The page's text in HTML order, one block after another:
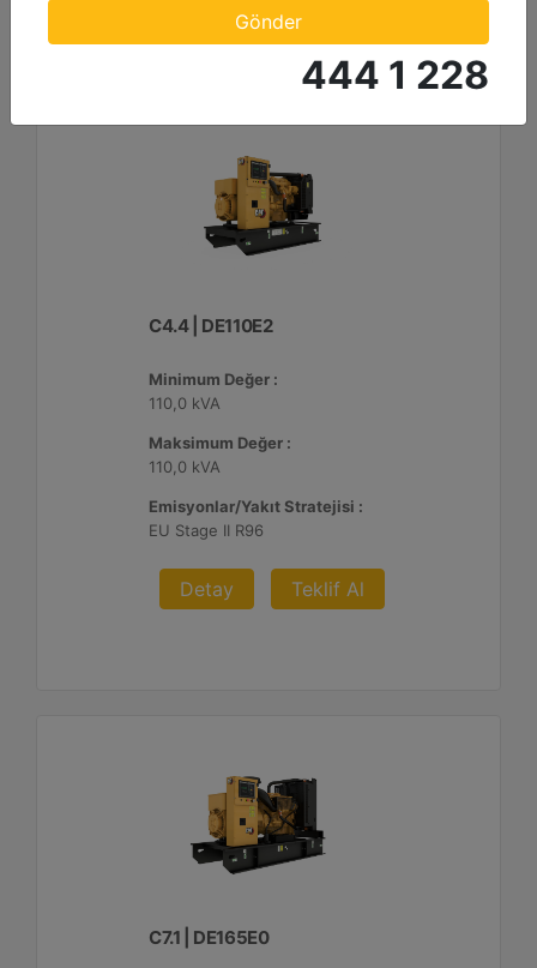
C4.4 | DE110E2
Minimum Değer :
110,0 kVA
Maksimum Değer :
110,0 kVA
Emisyonlar/Yakıt Stratejisi :
EU Stage II R96
Detay Teklif Al
C7.1 | DE165E0
Gönder
444 1 228